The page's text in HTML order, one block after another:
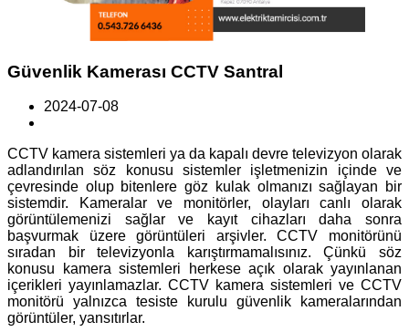
Güvenlik Kamerası CCTV Santral
2024-07-08
CCTV kamera sistemleri ya da kapalı devre televizyon olarak
adlandırılan söz konusu sistemler işletmenizin içinde ve
çevresinde olup bitenlere göz kulak olmanızı sağlayan bir
sistemdir. Kameralar ve monitörler, olayları canlı olarak
görüntülemenizi sağlar ve kayıt cihazları daha sonra
başvurmak üzere görüntüleri arşivler. CCTV monitörünü
sıradan bir televizyonla karıştırmamalısınız. Çünkü söz
konusu kamera sistemleri herkese açık olarak yayınlanan
içerikleri yayınlamazlar. CCTV kamera sistemleri ve CCTV
monitörü yalnızca tesiste kurulu güvenlik kameralarından
görüntüler, yansıtırlar.